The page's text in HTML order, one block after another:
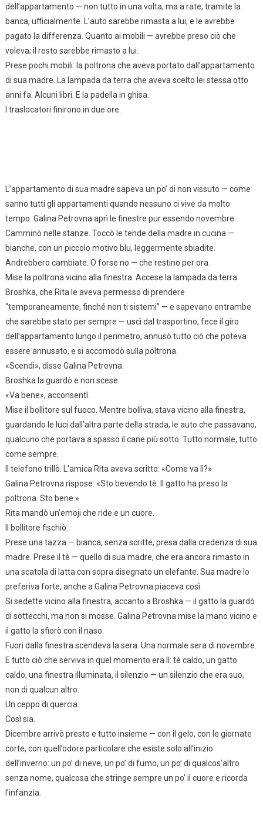
dell’appartamento — non tutto in una volta, ma a rate, tramite la
banca, ufficialmente. L’auto sarebbe rimasta a lui, e le avrebbe
pagato la differenza. Quanto ai mobili — avrebbe preso ciò che
voleva; il resto sarebbe rimasto a lui.
Prese pochi mobili: la poltrona che aveva portato dall’appartamento
di sua madre. La lampada da terra che aveva scelto lei stessa otto
anni fa. Alcuni libri. E la padella in ghisa.
I traslocatori finirono in due ore.
L’appartamento di sua madre sapeva un po’ di non vissuto — come
sanno tutti gli appartamenti quando nessuno ci vive da molto
tempo. Galina Petrovna aprì le finestre pur essendo novembre.
Camminò nelle stanze. Toccò le tende della madre in cucina —
bianche, con un piccolo motivo blu, leggermente sbiadite.
Andrebbero cambiate. O forse no — che restino per ora.
Mise la poltrona vicino alla finestra. Accese la lampada da terra.
Broshka, che Rita le aveva permesso di prendere
“temporaneamente, finché non ti sistemi” — e sapevano entrambe
che sarebbe stato per sempre — uscì dal trasportino, fece il giro
dell’appartamento lungo il perimetro, annusò tutto ciò che poteva
essere annusato, e si accomodò sulla poltrona.
«Scendi», disse Galina Petrovna.
Broshka la guardò e non scese.
«Va bene», acconsentì.
Mise il bollitore sul fuoco. Mentre bolliva, stava vicino alla finestra,
guardando le luci dall’altra parte della strada, le auto che passavano,
qualcuno che portava a spasso il cane più sotto. Tutto normale, tutto
come sempre.
Il telefono trillò. L’amica Rita aveva scritto: «Come va lì?»
Galina Petrovna rispose: «Sto bevendo tè. Il gatto ha preso la
poltrona. Sto bene.»
Rita mandò un’emoji che ride e un cuore.
Il bollitore fischiò.
Prese una tazza — bianca, senza scritte, presa dalla credenza di sua
madre. Prese il tè — quello di sua madre, che era ancora rimasto in
una scatola di latta con sopra disegnato un elefante. Sua madre lo
preferiva forte; anche a Galina Petrovna piaceva così.
Si sedette vicino alla finestra, accanto a Broshka — il gatto la guardò
di sottecchi, ma non si mosse. Galina Petrovna mise la mano vicino e
il gatto la sfiorò con il naso.
Fuori dalla finestra scendeva la sera. Una normale sera di novembre.
E tutto ciò che serviva in quel momento era lì: tè caldo, un gatto
caldo, una finestra illuminata, il silenzio — un silenzio che era suo,
non di qualcun altro.
Un ceppo di quercia.
Così sia.
Dicembre arrivò presto e tutto insieme — con il gelo, con le giornate
corte, con quell’odore particolare che esiste solo all’inizio
dell’inverno: un po’ di neve, un po’ di fumo, un po’ di qualcos’altro
senza nome, qualcosa che stringe sempre un po’ il cuore e ricorda
l’infanzia.